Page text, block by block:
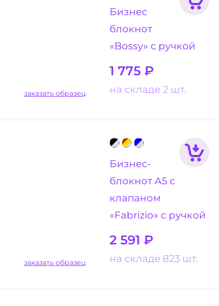
Бизнес
блокнот
«Bossy» с ручкой
1 775 ₽
на складе 2 шт.
заказать образец
Бизнес-
блокнот А5 с
клапаном
«Fabrizio» с ручкой
2 591 ₽
на складе 823 шт.
заказать образец